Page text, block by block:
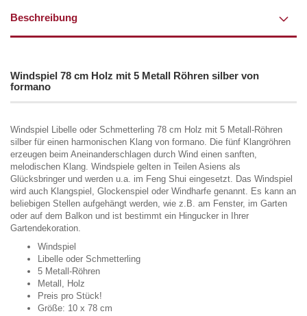
Beschreibung
Windspiel 78 cm Holz mit 5 Metall Röhren silber von
formano
Windspiel Libelle oder Schmetterling 78 cm Holz mit 5 Metall-Röhren
silber für einen harmonischen Klang von formano. Die fünf Klangröhren
erzeugen beim Aneinanderschlagen durch Wind einen sanften,
melodischen Klang. Windspiele gelten in Teilen Asiens als
Glücksbringer und werden u.a. im Feng Shui eingesetzt. Das Windspiel
wird auch Klangspiel, Glockenspiel oder Windharfe genannt. Es kann an
beliebigen Stellen aufgehängt werden, wie z.B. am Fenster, im Garten
oder auf dem Balkon und ist bestimmt ein Hingucker in Ihrer
Gartendekoration.
Windspiel
Libelle oder Schmetterling
5 Metall-Röhren
Metall, Holz
Preis pro Stück!
Größe: 10 x 78 cm